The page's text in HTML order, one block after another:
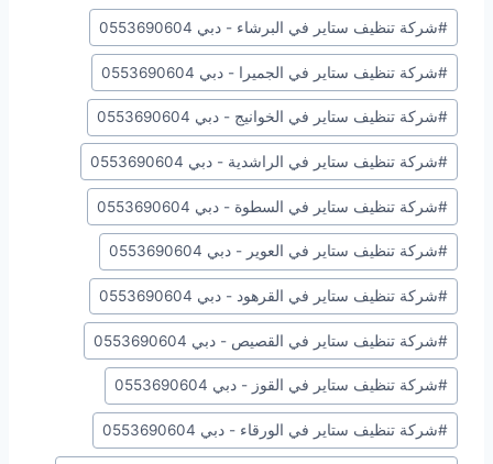
وسوم
المقال:
#شركة تنظيف ستاير في البرشاء - دبي 0553690604
#شركة تنظيف ستاير في الجميرا - دبي 0553690604
#شركة تنظيف ستاير في الخوانيج - دبي 0553690604
#شركة تنظيف ستاير في الراشدية - دبي 0553690604
#شركة تنظيف ستاير في السطوة - دبي 0553690604
#شركة تنظيف ستاير في العوير - دبي 0553690604
#شركة تنظيف ستاير في القرهود - دبي 0553690604
#شركة تنظيف ستاير في القصيص - دبي 0553690604
#شركة تنظيف ستاير في القوز - دبي 0553690604
#شركة تنظيف ستاير في الورقاء - دبي 0553690604